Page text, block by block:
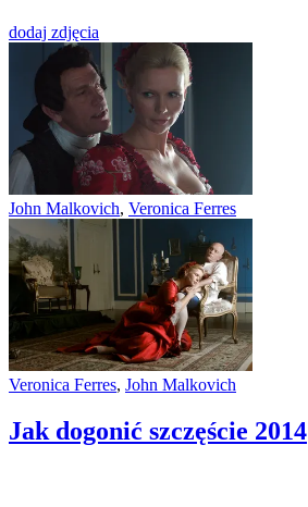
dodaj zdjęcia
John Malkovich, Veronica Ferres
Veronica Ferres, John Malkovich
Jak dogonić szczęście 2014